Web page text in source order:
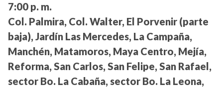
7:00 p. m.
Col. Palmira, Col. Walter, El Porvenir (parte
baja), Jardín Las Mercedes, La Campaña,
Manchén, Matamoros, Maya Centro, Mejía,
Reforma, San Carlos, San Felipe, San Rafael,
sector Bo. La Cabaña, sector Bo. La Leona,